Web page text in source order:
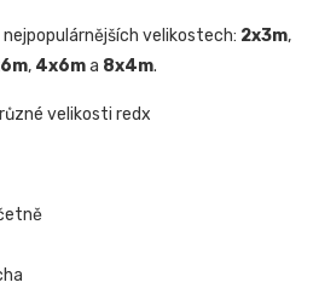
velikostech: 2x3m,
, 4x6ma 8x4m.